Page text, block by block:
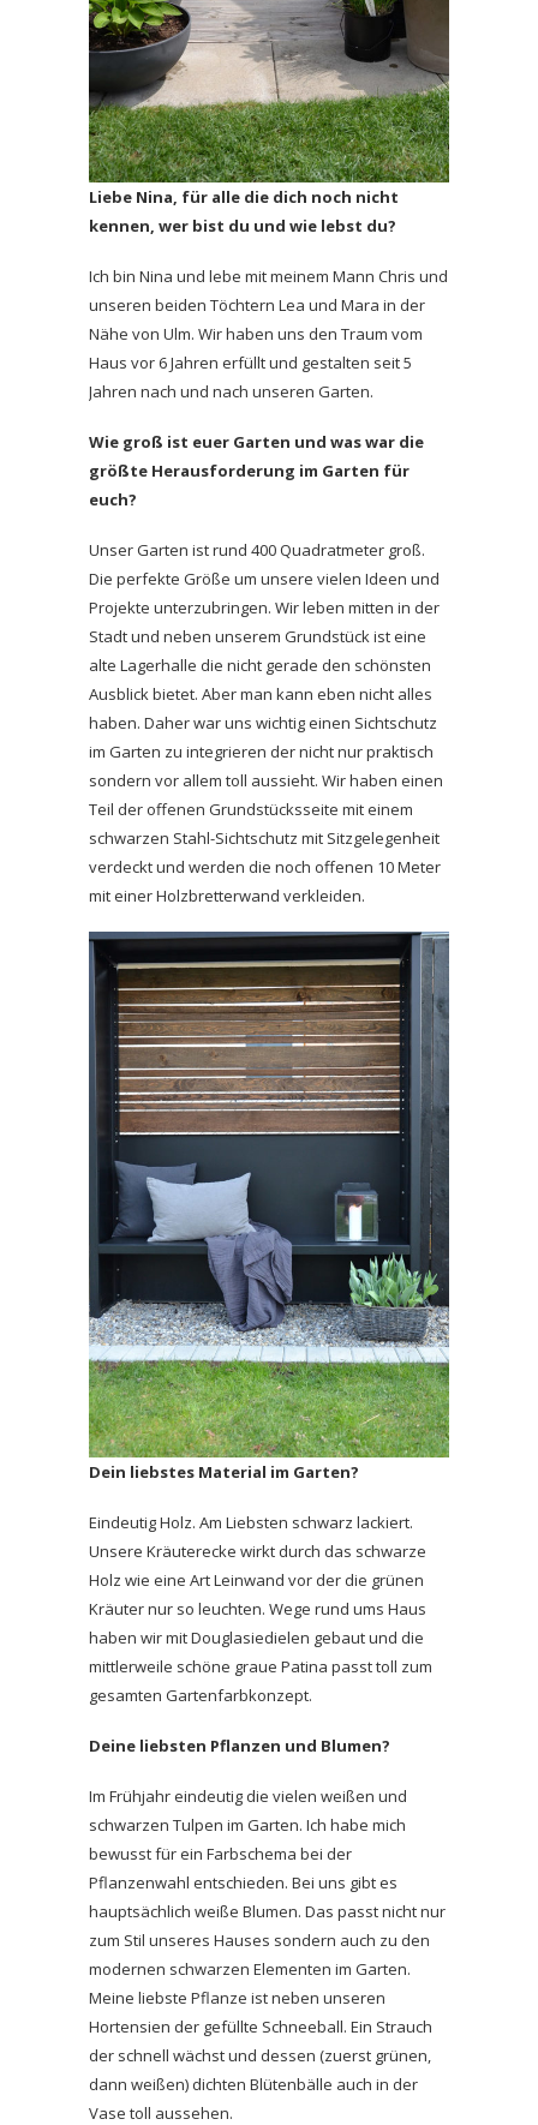
Liebe Nina, für alle die dich noch nicht
kennen, wer bist du und wie lebst du?
Ich bin Nina und lebe mit meinem Mann Chris und
unseren beiden Töchtern Lea und Mara in der
Nähe von Ulm. Wir haben uns den Traum vom
Haus vor 6 Jahren erfüllt und gestalten seit 5
Jahren nach und nach unseren Garten.
Wie groß ist euer Garten und was war die
größte Herausforderung im Garten für
euch?
Unser Garten ist rund 400 Quadratmeter groß.
Die perfekte Größe um unsere vielen Ideen und
Projekte unterzubringen. Wir leben mitten in der
Stadt und neben unserem Grundstück ist eine
alte Lagerhalle die nicht gerade den schönsten
Ausblick bietet. Aber man kann eben nicht alles
haben. Daher war uns wichtig einen Sichtschutz
im Garten zu integrieren der nicht nur praktisch
sondern vor allem toll aussieht. Wir haben einen
Teil der offenen Grundstücksseite mit einem
schwarzen Stahl-Sichtschutz mit Sitzgelegenheit
verdeckt und werden die noch offenen 10 Meter
mit einer Holzbretterwand verkleiden.
Dein liebstes Material im Garten?
Eindeutig Holz. Am Liebsten schwarz lackiert.
Unsere Kräuterecke wirkt durch das schwarze
Holz wie eine Art Leinwand vor der die grünen
Kräuter nur so leuchten. Wege rund ums Haus
haben wir mit Douglasiedielen gebaut und die
mittlerweile schöne graue Patina passt toll zum
gesamten Gartenfarbkonzept.
Deine liebsten Pflanzen und Blumen?
Im Frühjahr eindeutig die vielen weißen und
schwarzen Tulpen im Garten. Ich habe mich
bewusst für ein Farbschema bei der
Pflanzenwahl entschieden. Bei uns gibt es
hauptsächlich weiße Blumen. Das passt nicht nur
zum Stil unseres Hauses sondern auch zu den
modernen schwarzen Elementen im Garten.
Meine liebste Pflanze ist neben unseren
Hortensien der gefüllte Schneeball. Ein Strauch
der schnell wächst und dessen (zuerst grünen,
dann weißen) dichten Blütenbälle auch in der
Vase toll aussehen.